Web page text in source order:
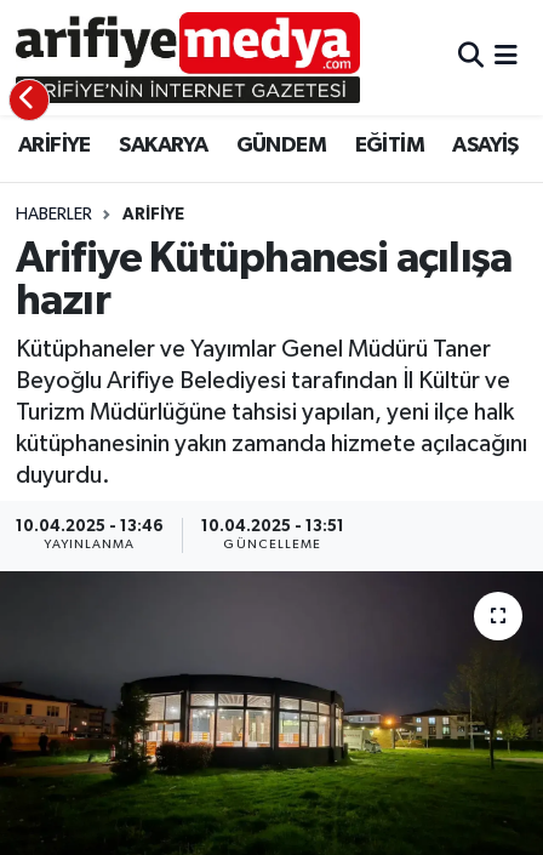
ARİFİYE SAKARYA GÜNDEM EĞİTİM ASAYİŞ
HABERLER ARİFİYE
Arifiye Kütüphanesi açılışa
hazır
Kütüphaneler ve Yayımlar Genel Müdürü Taner
Beyoğlu Arifiye Belediyesi tarafından İl Kültür ve
Turizm Müdürlüğüne tahsisi yapılan, yeni ilçe halk
kütüphanesinin yakın zamanda hizmete açılacağını
duyurdu.
10.04.2025 - 13:46
YAYINLANMA
10.04.2025 - 13:51
GÜNCELLEME
ARİFİYE
SAKARYA
GÜNDEM
EĞİTİM
ASAYİŞ
EKONOMİ
ARİFİYE
GÜNDEM
EĞİTİM
EKONOMİ
ASAYİŞ
Sakarya Hava Durumu
Sakarya Namaz Vakitleri
Sakarya Trafik Yoğunluk Haritası
Süper Lig Puan Durumu ve Fikstür
Tüm Manşetler
Son Dakika Haberleri
Haber Arşivi